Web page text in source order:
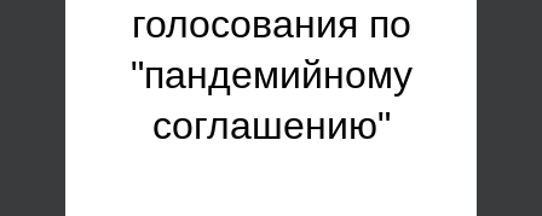
голосования по
"пандемийному
соглашению"